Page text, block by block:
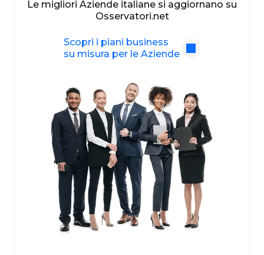
Le migliori Aziende italiane si aggiornano su
Osservatori.net
Scopri i piani business
su misura per le Aziende